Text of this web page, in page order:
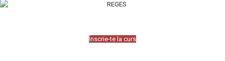
Înscrie-te la curs